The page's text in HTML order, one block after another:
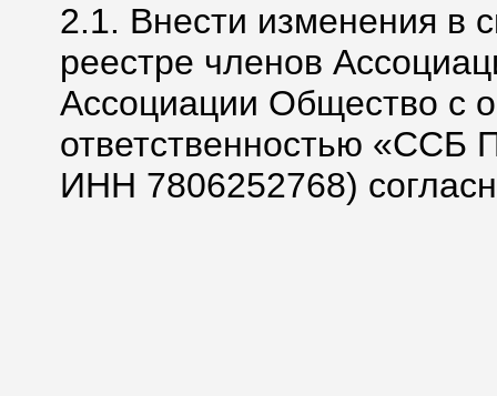
2.1. Внести изменения в
реестре членов
Ассоциации Общество с
ответственностью
ИНН 7806252768)